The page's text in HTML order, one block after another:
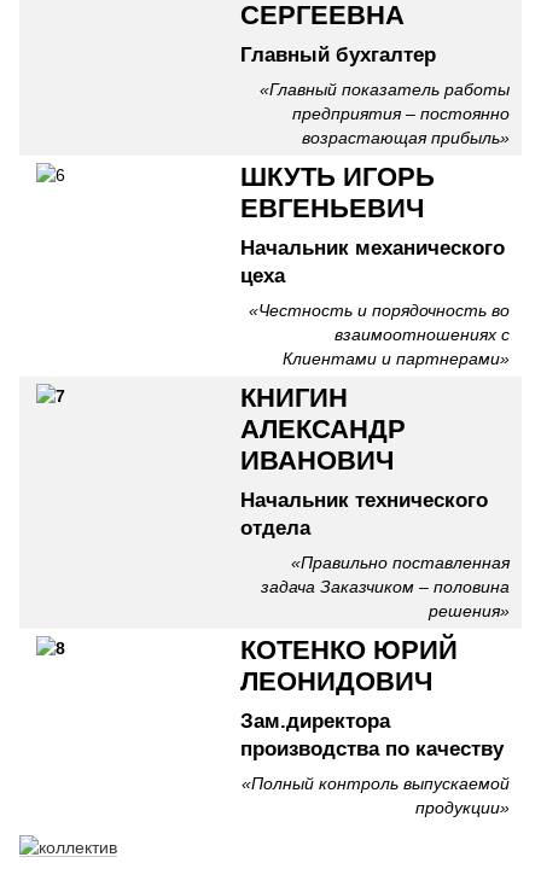
СЕРГЕЕВНА
Главный бухгалтер
«Главный показатель работы
предприятия – постоянно
возрастающая прибыль»
ШКУТЬ ИГОРЬ
ЕВГЕНЬЕВИЧ
Начальник механического
цеха
«Честность и порядочность во
взаимоотношениях с
Клиентами и партнерами»
КНИГИН
АЛЕКСАНДР
ИВАНОВИЧ
Начальник технического
отдела
«Правильно поставленная
задача Заказчиком – половина
решения»
КОТЕНКО ЮРИЙ
ЛЕОНИДОВИЧ
Зам.директора
производства по качеству
«Полный контроль выпускаемой
продукции»